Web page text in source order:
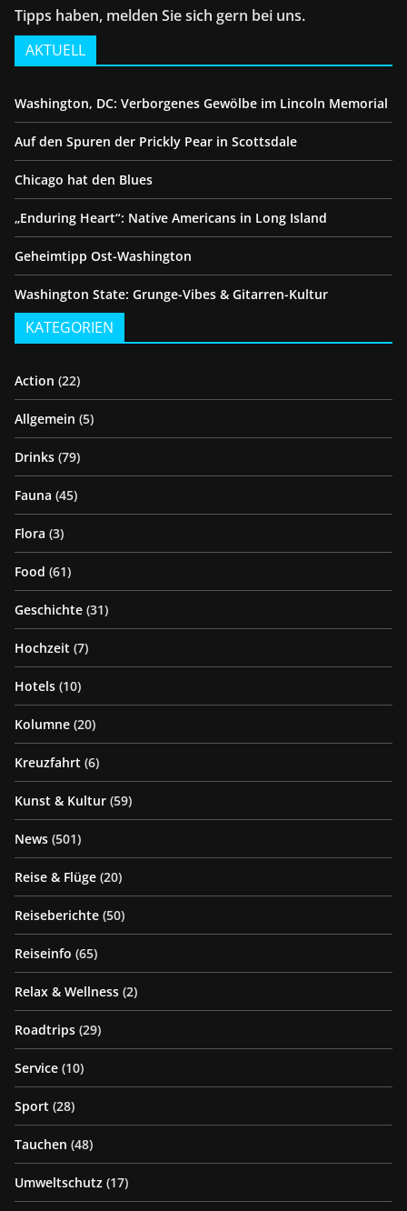
Tipps haben, melden Sie sich gern bei uns.
AKTUELL
Washington, DC: Verborgenes Gewölbe im Lincoln Memorial
Auf den Spuren der Prickly Pear in Scottsdale
Chicago hat den Blues
„Enduring Heart“: Native Americans in Long Island
Geheimtipp Ost-Washington
Washington State: Grunge-Vibes & Gitarren-Kultur
KATEGORIEN
Action (22)
Allgemein (5)
Drinks (79)
Fauna (45)
Flora (3)
Food (61)
Geschichte (31)
Hochzeit (7)
Hotels (10)
Kolumne (20)
Kreuzfahrt (6)
Kunst & Kultur (59)
News (501)
Reise & Flüge (20)
Reiseberichte (50)
Reiseinfo (65)
Relax & Wellness (2)
Roadtrips (29)
Service (10)
Sport (28)
Tauchen (48)
Umweltschutz (17)